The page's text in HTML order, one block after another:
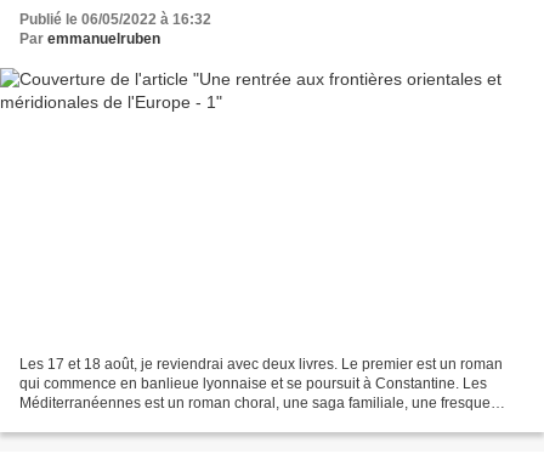
Publié le 06/05/2022 à 16:32
Par emmanuelruben
Les 17 et 18 août, je reviendrai avec deux livres. Le premier est un roman
qui commence en banlieue lyonnaise et se poursuit à Constantine. Les
Méditerranéennes est un roman choral, une saga familiale, une fresque